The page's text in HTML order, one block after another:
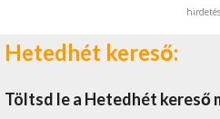
hirdetés
Hetedhét kereső:
Töltsd le a Hetedhét kereső